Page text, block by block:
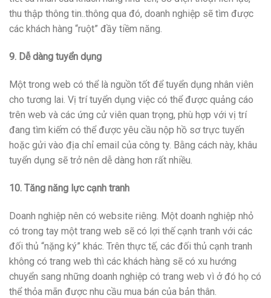
thu thập thông tin..thông qua đó, doanh nghiệp sẽ tìm được
các khách hàng “ruột” đầy tiềm năng.
9. Dễ dàng tuyển dụng
Một trong web có thể là nguồn tốt để tuyển dụng nhân viên
cho tương lai. Vị trí tuyển dụng việc có thể được quảng cáo
trên web và các ứng cử viên quan trọng, phù hợp với vị trí
đang tìm kiếm có thể được yêu cầu nộp hồ sơ trực tuyến
hoặc gửi vào địa chỉ email của công ty. Bằng cách này, khâu
tuyển dụng sẽ trở nên dễ dàng hơn rất nhiều.
10. Tăng năng lực cạnh tranh
Doanh nghiệp nên có website riêng. Một doanh nghiệp nhỏ
có trong tay một trang web sẽ có lợi thế cạnh tranh với các
đối thủ “nặng ký” khác. Trên thực tế, các đối thủ cạnh tranh
không có trang web thì các khách hàng sẽ có xu hướng
chuyển sang những doanh nghiệp có trang web vì ở đó họ có
thể thỏa mãn được nhu cầu mua bán của bản thân.